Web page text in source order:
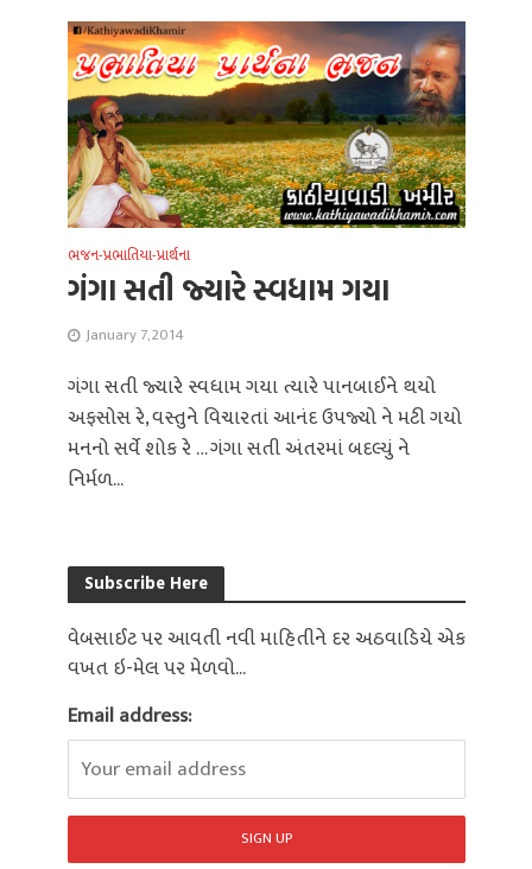
ભજન-પ્રભાતિયા-પ્રાર્થના
ગંગા સતી જ્યારે સ્વધામ ગયા
January 7, 2014
ગંગા સતી જ્યારે સ્વધામ ગયા ત્યારે પાનબાઈને થયો
અફસોસ રે, વસ્તુને વિચારતાં આનંદ ઉપજ્યો ને મટી ગયો
મનનો સર્વે શોક રે … ગંગા સતી અંતરમાં બદલ્યું ને
નિર્મળ...
Subscribe Here
વેબસાઈટ પર આવતી નવી માહિતીને દર અઠવાડિયે એક
વખત ઇ-મેલ પર મેળવો...
Email address: